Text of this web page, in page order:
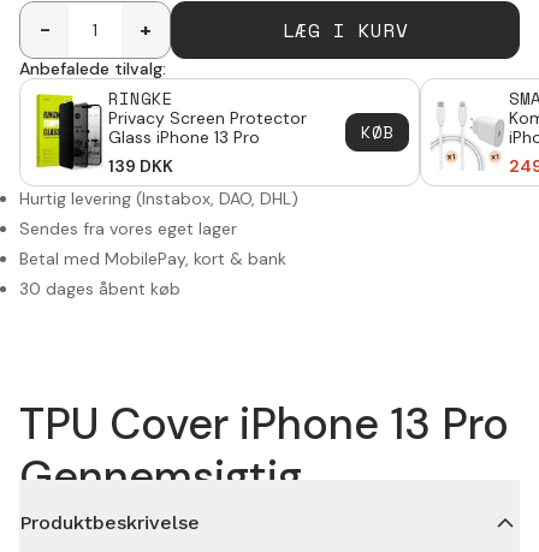
-
+ LÆG I KURV
Anbefalede tilvalg:
RINGKE
Privacy Screen Protector
Glass iPhone 13 Pro
139 DKK
KØB
og
Hurtig levering (Instabox, DAO, DHL)
Sendes fra vores eget lager
Betal med MobilePay, kort & bank
30 dages åbent køb
TPU Cover iPhone 13 Pro
Gennemsigtig
Produktbeskrivelse